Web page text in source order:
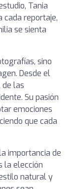
Tania
cada reportaje,
se sienta
sino
Desde el
las
Su pasión
emociones
que cada
importancia de
la elección
natural y